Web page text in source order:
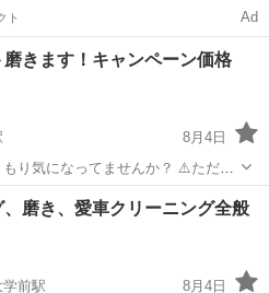
ト Ad
きます！キャンペーン価格
8月4日
り気になってませんか？ ⚠️ただい
きます。 5年長持ちウレ
タンクリア！ 通常13000円(税込) ▶︎▶︎❗️\\\ 10000円(税込) ///❗...
車検
、磨き、愛車クリーニング全般
前駅 8月4日